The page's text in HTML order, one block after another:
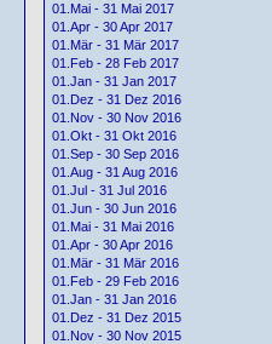
01.Mai - 31 Mai 2017
01.Apr - 30 Apr 2017
01.Mär - 31 Mär 2017
01.Feb - 28 Feb 2017
01.Jan - 31 Jan 2017
01.Dez - 31 Dez 2016
01.Nov - 30 Nov 2016
01.Okt - 31 Okt 2016
01.Sep - 30 Sep 2016
01.Aug - 31 Aug 2016
01.Jul - 31 Jul 2016
01.Jun - 30 Jun 2016
01.Mai - 31 Mai 2016
01.Apr - 30 Apr 2016
01.Mär - 31 Mär 2016
01.Feb - 29 Feb 2016
01.Jan - 31 Jan 2016
01.Dez - 31 Dez 2015
01.Nov - 30 Nov 2015